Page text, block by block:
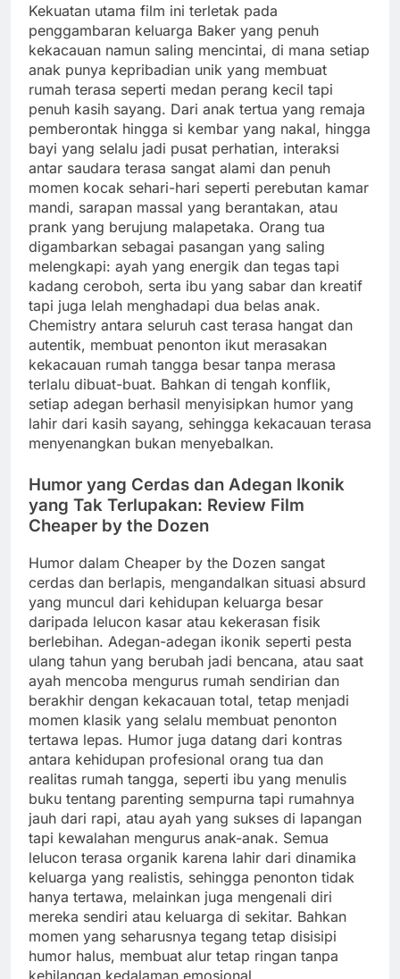
Kekuatan utama film ini terletak pada
penggambaran keluarga Baker yang penuh
kekacauan namun saling mencintai, di mana setiap
anak punya kepribadian unik yang membuat
rumah terasa seperti medan perang kecil tapi
penuh kasih sayang. Dari anak tertua yang remaja
pemberontak hingga si kembar yang nakal, hingga
bayi yang selalu jadi pusat perhatian, interaksi
antar saudara terasa sangat alami dan penuh
momen kocak sehari-hari seperti perebutan kamar
mandi, sarapan massal yang berantakan, atau
prank yang berujung malapetaka. Orang tua
digambarkan sebagai pasangan yang saling
melengkapi: ayah yang energik dan tegas tapi
kadang ceroboh, serta ibu yang sabar dan kreatif
tapi juga lelah menghadapi dua belas anak.
Chemistry antara seluruh cast terasa hangat dan
autentik, membuat penonton ikut merasakan
kekacauan rumah tangga besar tanpa merasa
terlalu dibuat-buat. Bahkan di tengah konflik,
setiap adegan berhasil menyisipkan humor yang
lahir dari kasih sayang, sehingga kekacauan terasa
menyenangkan bukan menyebalkan.
Humor yang Cerdas dan Adegan Ikonik
yang Tak Terlupakan: Review Film
Cheaper by the Dozen
Humor dalam Cheaper by the Dozen sangat
cerdas dan berlapis, mengandalkan situasi absurd
yang muncul dari kehidupan keluarga besar
daripada lelucon kasar atau kekerasan fisik
berlebihan. Adegan-adegan ikonik seperti pesta
ulang tahun yang berubah jadi bencana, atau saat
ayah mencoba mengurus rumah sendirian dan
berakhir dengan kekacauan total, tetap menjadi
momen klasik yang selalu membuat penonton
tertawa lepas. Humor juga datang dari kontras
antara kehidupan profesional orang tua dan
realitas rumah tangga, seperti ibu yang menulis
buku tentang parenting sempurna tapi rumahnya
jauh dari rapi, atau ayah yang sukses di lapangan
tapi kewalahan mengurus anak-anak. Semua
lelucon terasa organik karena lahir dari dinamika
keluarga yang realistis, sehingga penonton tidak
hanya tertawa, melainkan juga mengenali diri
mereka sendiri atau keluarga di sekitar. Bahkan
momen yang seharusnya tegang tetap disisipi
humor halus, membuat alur tetap ringan tanpa
kehilangan kedalaman emosional.